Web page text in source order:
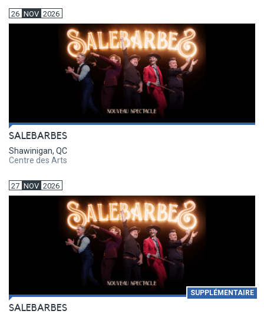
26 NOV 2026
SALEBARBES
Shawinigan, QC
Centre des Arts
27 NOV 2026
SUPPLÉMENTAIRE
SALEBARBES